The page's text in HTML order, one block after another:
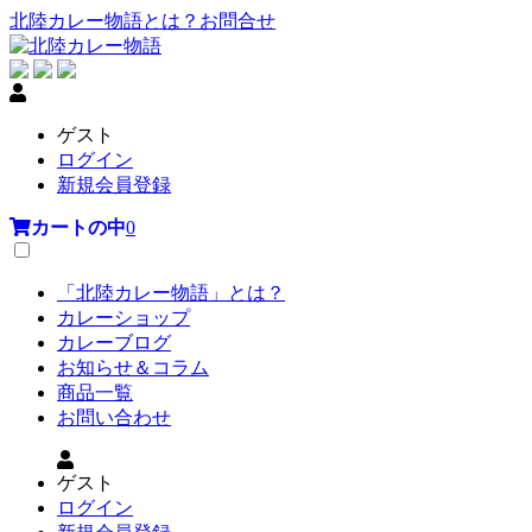
北陸カレー物語とは？ お問合せ
ゲスト
ログイン
新規会員登録
カートの中0
「北陸カレー物語」とは？
カレーショップ
カレーブログ
お知らせ＆コラム
商品一覧
お問い合わせ
ゲスト
ログイン